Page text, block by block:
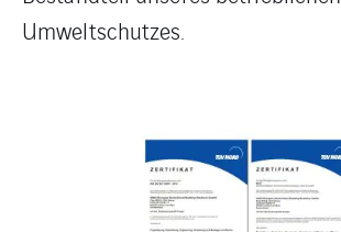
Umweltschutzes.